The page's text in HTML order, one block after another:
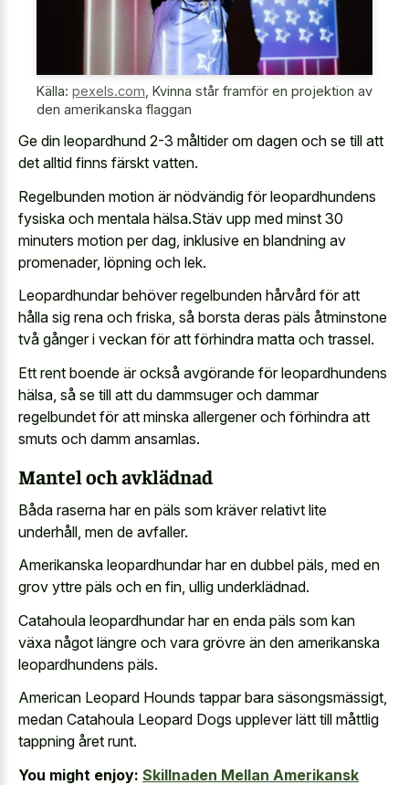
Källa: pexels.com Kvinna står framför en projektion av
den amerikanska flaggan
Ge din leopardhund 2-3 måltider om dagen och se till att
det alltid finns färskt vatten.
Regelbunden motion är nödvändig för leopardhundens
fysiska och mentala hälsa.Stäv upp med minst 30
minuters motion per dag, inklusive en blandning av
promenader, löpning och lek.
Leopardhundar behöver regelbunden hårvård för att
hålla sig rena och friska, så borsta deras päls åtminstone
två gånger i veckan för att förhindra matta och trassel.
Ett rent boende är också avgörande för leopardhundens
hälsa, så se till att du dammsuger och dammar
regelbundet för att minska allergener och förhindra att
smuts och damm ansamlas.
Mantel och avklädnad
Båda raserna har en päls som kräver relativt lite
underhåll, men de avfaller.
Amerikanska leopardhundar har en dubbel päls, med en
grov yttre päls och en fin, ullig underklädnad.
Catahoula leopardhundar har en enda päls som kan
växa något längre och vara grövre än den amerikanska
leopardhundens päls.
American Leopard Hounds tappar bara säsongsmässigt,
medan Catahoula Leopard Dogs upplever lätt till måttlig
tappning året runt.
You might enjoy: Skillnaden Mellan Amerikansk